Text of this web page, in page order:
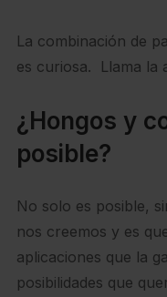
La combinación de
es curiosa. Llama la
¿Hongos y
posible?
No solo es posible,
nos creemos y es
aplicaciones que la
posibilidades que